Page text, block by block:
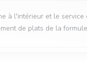
à l'intérieur et le
de plats de la